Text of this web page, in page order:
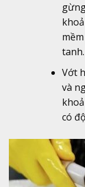
tanh.
Vớt
và
có